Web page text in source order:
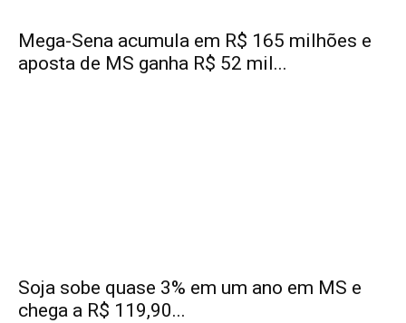
Mega-Sena acumula em R$ 165 milhões e
aposta de MS ganha R$ 52 mil...
Soja sobe quase 3% em um ano em MS e
chega a R$ 119,90...